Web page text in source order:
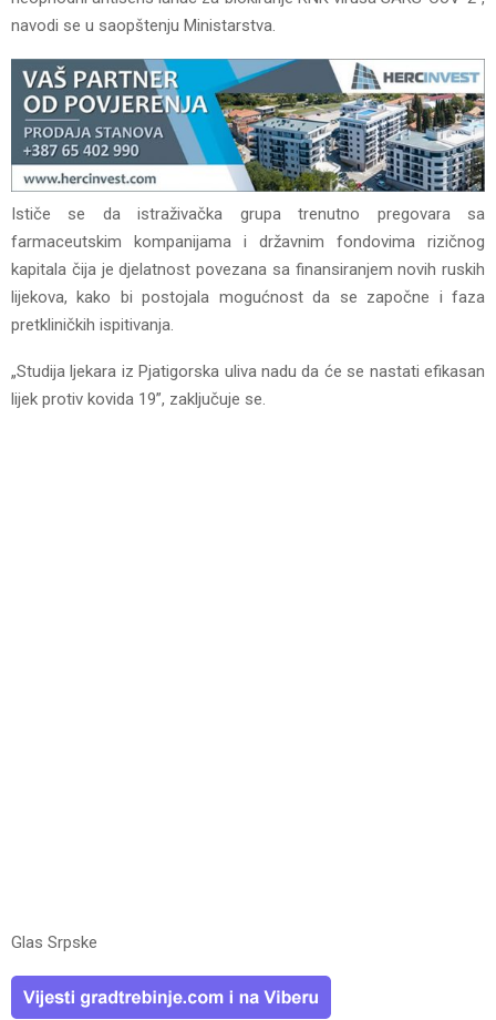
navodi se u saopštenju Ministarstva.
Ističe se da istraživačka grupa trenutno pregovara sa
farmaceutskim kompanijama i državnim fondovima rizičnog
kapitala čija je djelatnost povezana sa finansiranjem novih ruskih
lijekova, kako bi postojala mogućnost da se započne i faza
pretkliničkih ispitivanja.
„Studija ljekara iz Pjatigorska uliva nadu da će se nastati efikasan
lijek protiv kovida 19”, zaključuje se.
Glas Srpske